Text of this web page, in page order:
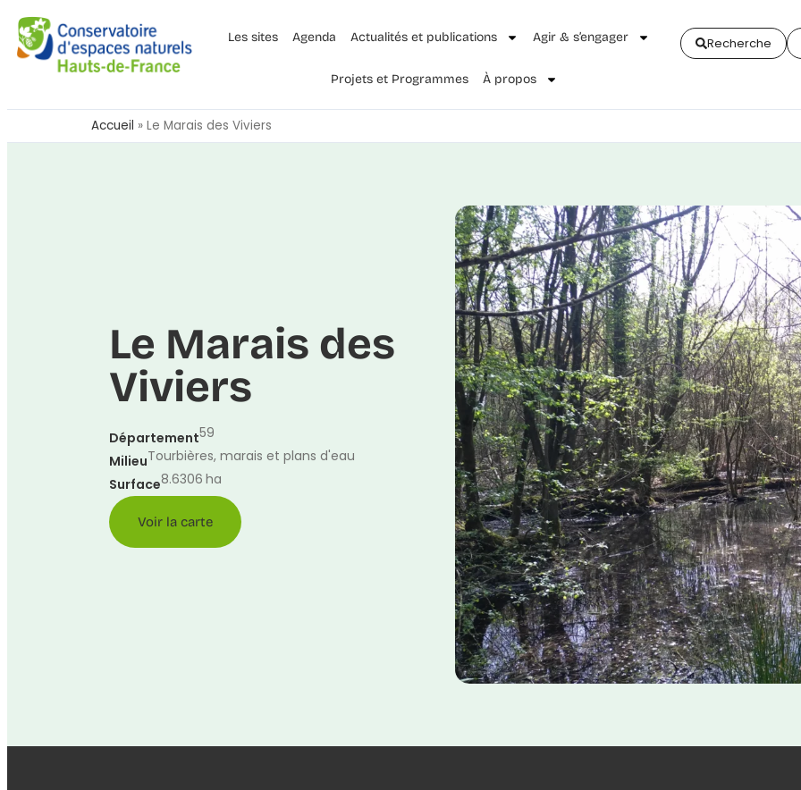
Les sites Agenda Actualités et publications Agir & s’engager
Projets et Programmes À propos
Recherche
Accueil » Le Marais des Viviers
Le Marais des
Viviers
Département59
MilieuTourbières, marais et plans d'eau
Surface8.6306 ha
Voir la carte